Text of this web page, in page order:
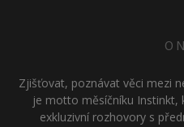
O
Zjišťovat, poznávat věci mezi
je motto měsíčníku
exkluzivní rozhovory s